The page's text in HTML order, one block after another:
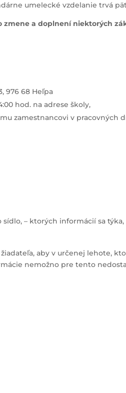
umelecké vzdelanie trvá
zmene a doplnení niektorých
976 68 Heľpa
hod. na adrese školy,
zamestnancovi v pracovných
– ktorých informácií sa týka,
aby v určenej lehote,
nemožno pre tento